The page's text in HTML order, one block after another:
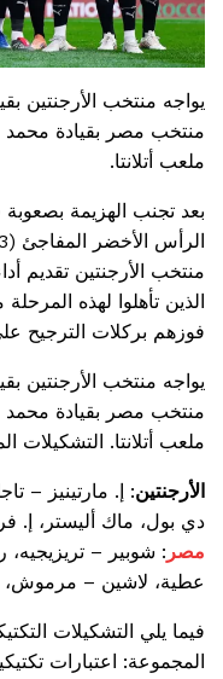
يواجه منتخب الأرجنتين
ملعب أتلانتا.
بعد تجنب الهزيمة
منتخب الأرجنتين تقديم
الذين تأهلوا لهذه
فوزهم بركلات الترجيح
يواجه منتخب الأرجنتين
ملعب أتلانتا. التشكيلات
الأرجنتين: إ. مارتينيز –
دي بول، ماك أليستر، إ.
مصر : شوبير – تريزيجيه،
عطية، لاشين – مرموش،
فيما يلي التشكيلات
المجموعة: اعتبارات